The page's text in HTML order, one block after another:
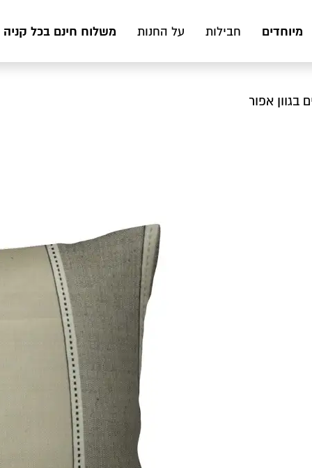
מיוחדים חבילות על החנות משלוח חינם בכל קניה מעל 199 ₪
בגוון אפור